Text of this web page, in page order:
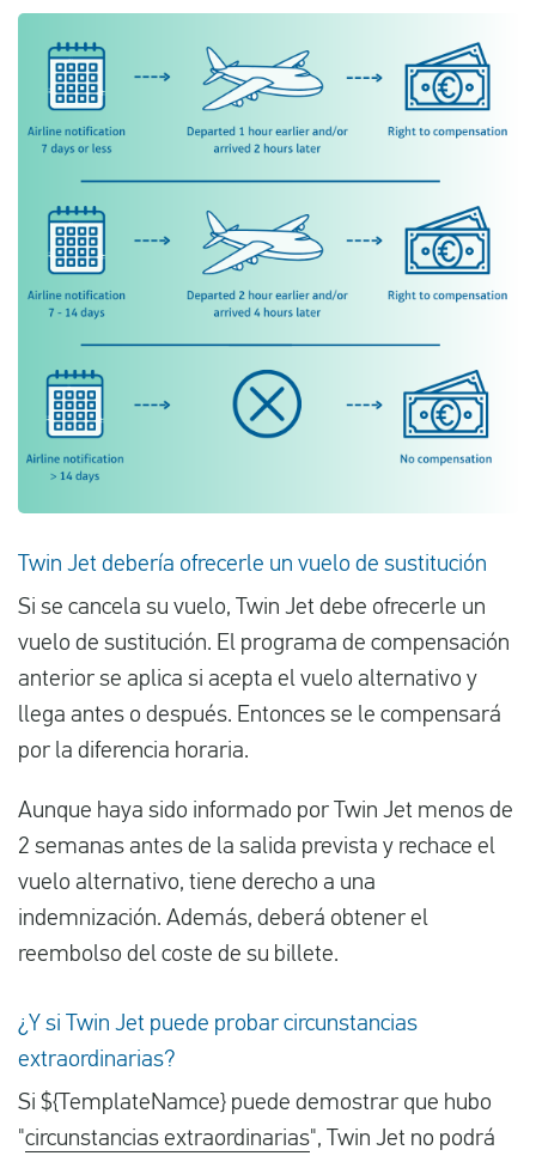
Twin Jet debería ofrecerle un vuelo de sustitución
Si se cancela su vuelo, Twin Jet debe ofrecerle un
vuelo de sustitución. El programa de compensación
anterior se aplica si acepta el vuelo alternativo y
llega antes o después. Entonces se le compensará
por la diferencia horaria.
Aunque haya sido informado por Twin Jet menos de
2 semanas antes de la salida prevista y rechace el
vuelo alternativo, tiene derecho a una
indemnización. Además, deberá obtener el
reembolso del coste de su billete.
¿Y si Twin Jet puede probar circunstancias
extraordinarias?
Si ${TemplateNamce} puede demostrar que hubo
"circunstancias extraordinarias", Twin Jet no podrá